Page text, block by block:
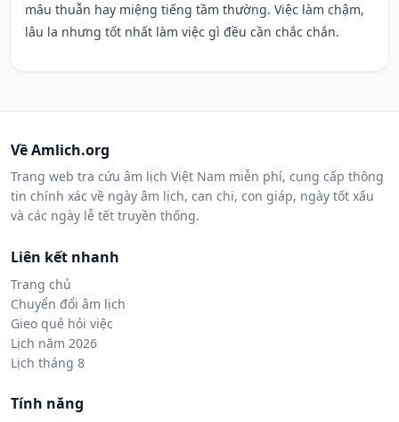
mâu thuẫn hay miệng tiếng tầm thường. Việc làm chậm,
lâu la nhưng tốt nhất làm việc gì đều cần chắc chắn.
Về Amlich.org
Trang web tra cứu âm lịch Việt Nam miễn phí, cung cấp thông
tin chính xác về ngày âm lịch, can chi, con giáp, ngày tốt xấu
và các ngày lễ tết truyền thống.
Liên kết nhanh
Trang chủ
Chuyển đổi âm lịch
Gieo quẻ hỏi việc
Lịch năm 2026
Lịch tháng 8
Tính năng